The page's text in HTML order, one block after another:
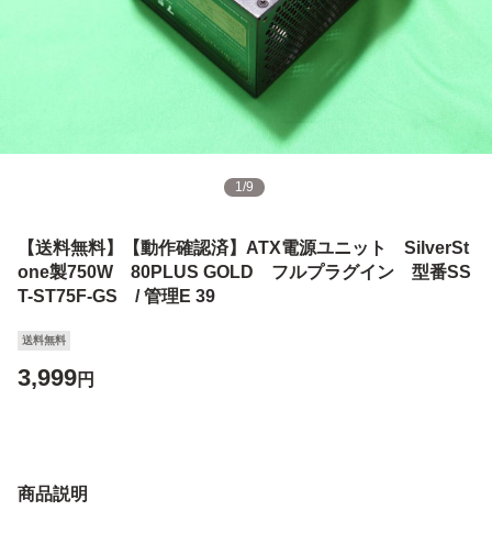
1/9
【送料無料】【動作確認済】ATX電源ユニット SilverSt
one製750W 80PLUS GOLD フルプラグイン 型番SS
T-ST75F-GS / 管理E 39
送料無料
3,999円
商品説明